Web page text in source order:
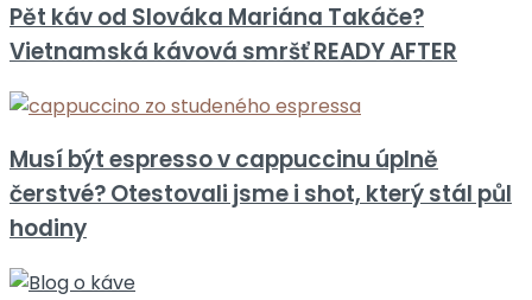
Pět káv od Slováka Mariána Takáče?
Vietnamská kávová smršť READY AFTER
Musí být espresso v cappuccinu úplně
čerstvé? Otestovali jsme i shot, který stál půl
hodiny